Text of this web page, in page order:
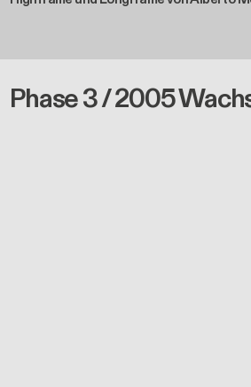
Phase 3 / 2005